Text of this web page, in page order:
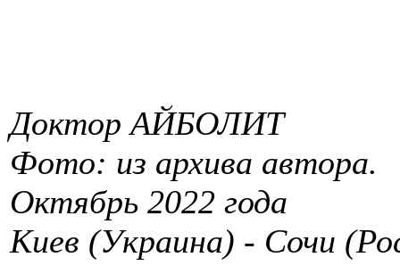
Доктор АЙБОЛИТ
Фото: из архива автора.
Октябрь 2022 года
Киев (Украина) - Сочи